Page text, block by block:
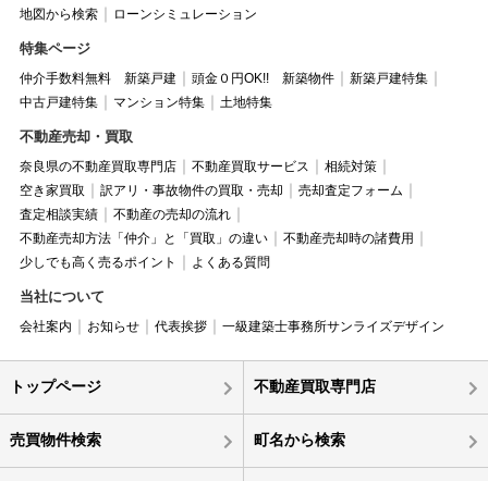
地図から検索
ローンシミュレーション
特集ページ
仲介手数料無料 新築戸建 頭金０円OK!! 新築物件
新築戸建特集
中古戸建特集
マンション特集 土地特集
不動産売却・買取
奈良県の不動産買取専門店 不動産買取サービス
相続対策
空き家買取
訳アリ・事故物件の買取・売却
売却査定フォーム
査定相談実績
不動産の売却の流れ
不動産売却方法「仲介」と「買取」の違い
不動産売却時の諸費用
少しでも高く売るポイント
よくある質問
当社について
会社案内 お知らせ 代表挨拶 一級建築士事務所サンライズデザイン
トップページ 不動産買取専門店
売買物件検索 町名から検索